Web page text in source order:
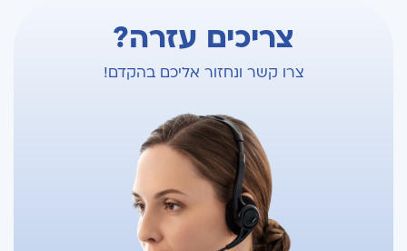
צריכים עזרה?
צרו קשר ונחזור אליכם בהקדם!